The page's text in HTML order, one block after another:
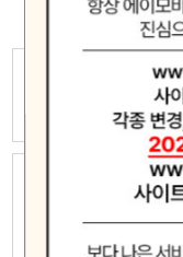
모험
우리는
새로운
놀라
우리는
시각에서
제공합니